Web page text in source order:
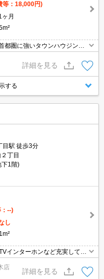
等：18,000円)
ヶ月
圏に強いタウンハウジング
区・目黒区エリアのお部屋探
詳細を見る
する
目駅 徒歩3分
丁目
下1階)
：--)
し
インターホンなど充実してい
備は洗面化粧台・浴室乾燥
備え付けています。収納はク
なので、広々と空間を利用す
店
詳細を見る